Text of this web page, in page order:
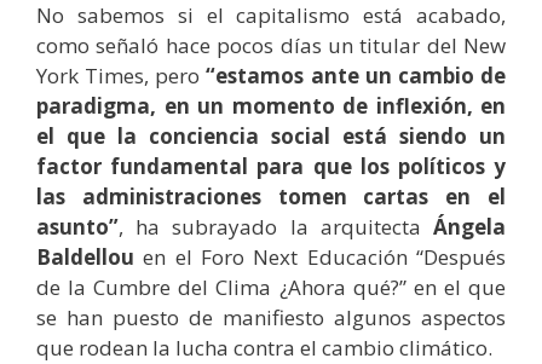
No sabemos si el capitalismo está acabado,
como señaló hace pocos días un titular del New
York Times, pero“estamos ante un cambio de
paradigma, en un momento de inflexión, en
el que la conciencia social está siendo un
factor fundamental para que los políticos y
las administraciones tomen cartas en el
asunto”, ha subrayado la arquitecta Ángela
Baldellou en el Foro Next Educación “Después
de la Cumbre del Clima ¿Ahora qué?” en el que
se han puesto de manifiesto algunos aspectos
que rodean la lucha contra el cambio climático.